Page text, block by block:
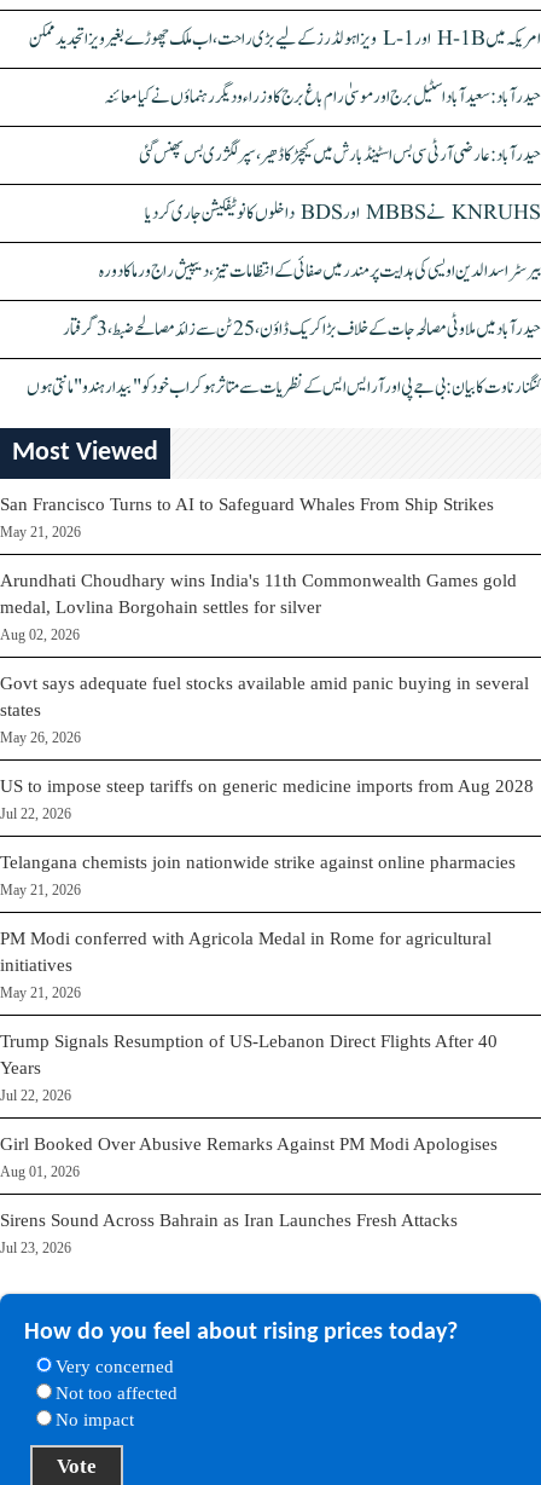
امریکہ میں H-1B اور L-1 ویزا ہولڈرز کے لیے بڑی راحت، اب ملک چھوڑے بغیر ویزا تجدید ممکن
حیدرآباد: سعیدآباد اسٹیل برج اور موسیٰ رام باغ برج کا وزراء و دیگر رہنماؤں نے کیا معائنہ
حیدرآباد: عارضی آر ٹی سی بس اسٹینڈ بارش میں کیچڑ کا ڈھیر، سپر لگژری بس پھنس گئی
KNRUHS نے MBBS اور BDS داخلوں کا نوٹیفکیشن جاری کر دیا
بیرسٹر اسدالدین اویسی کی ہدایت پر مندر میں صفائی کے انتظامات تیز، دیپیش راج ورما کا دورہ
حیدرآباد میں ملاوٹی مصالحہ جات کے خلاف بڑا کریک ڈاؤن، 25 ٹن سے زائد مصالحے ضبط، 3 گرفتار
کنگنا رناوت کا بیان: بی جے پی اور آر ایس ایس کے نظریات سے متاثر ہو کر اب خود کو "بیدار ہندو" مانتی ہوں
Most Viewed
San Francisco Turns to AI to Safeguard Whales From Ship Strikes
May 21, 2026
Arundhati Choudhary wins India's 11th Commonwealth Games gold
medal, Lovlina Borgohain settles for silver
Aug 02, 2026
Govt says adequate fuel stocks available amid panic buying in several
states
May 26, 2026
US to impose steep tariffs on generic medicine imports from Aug 2028
Jul 22, 2026
Telangana chemists join nationwide strike against online pharmacies
May 21, 2026
PM Modi conferred with Agricola Medal in Rome for agricultural
initiatives
May 21, 2026
Trump Signals Resumption of US-Lebanon Direct Flights After 40
Years
Jul 22, 2026
Girl Booked Over Abusive Remarks Against PM Modi Apologises
Aug 01, 2026
Sirens Sound Across Bahrain as Iran Launches Fresh Attacks
Jul 23, 2026
How do you feel about rising prices today?
Very concerned
Not too affected
No impact